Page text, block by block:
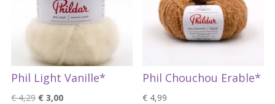
Phil Light Vanille*
€4,29 Oorspronkelijke
€3,00Huidige
Phil Chouchou Erable*
€ 4,99